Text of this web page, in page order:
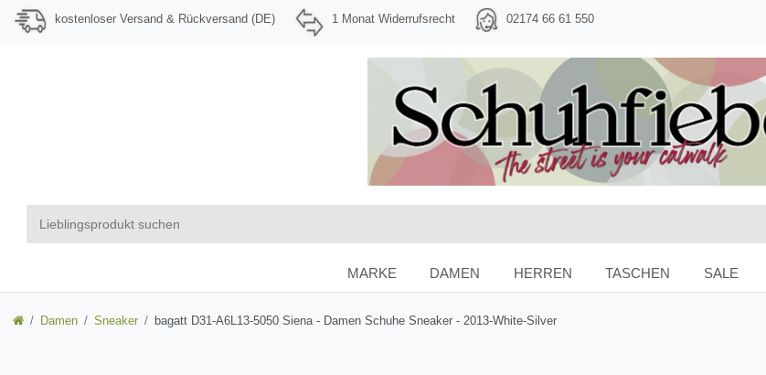
kostenloser Versand & Rückversand (DE) 1 Monat Widerrufsrecht 02174 66 61 550
MARKE DAMEN HERREN TASCHEN SALE
Damen Sneaker bagatt D31-A6L13-5050 Siena - Damen Schuhe Sneaker - 2013-White-Silver